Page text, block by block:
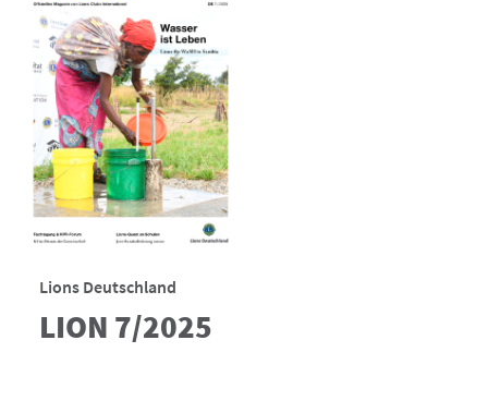
Lions Deutschland
LION 7/2025